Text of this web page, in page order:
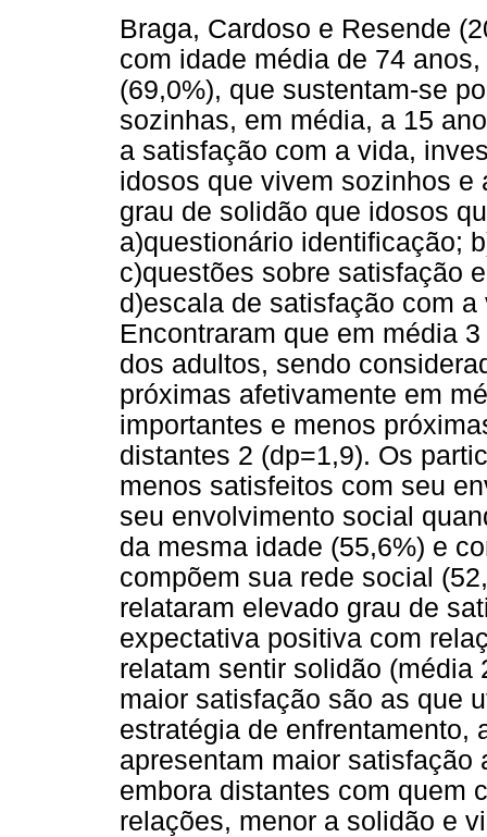
Braga, Cardoso e Resende
com idade média de 74
(69,0%), que sustentam-se
sozinhas, em média, a 15
a satisfação com a vida,
idosos que vivem sozinhos e
grau de solidão que idosos
a)questionário identificação;
c)questões sobre satisfação
d)escala de satisfação com
Encontraram que em média
dos adultos, sendo
próximas afetivamente em
importantes e menos
distantes 2 (dp=1,9). Os
menos satisfeitos com seu
seu envolvimento social
da mesma idade (55,6%) e
compõem sua rede social
relataram elevado grau de
expectativa positiva com
relatam sentir solidão (média
maior satisfação são as que
estratégia de enfrentamento,
apresentam maior
embora distantes com quem
relações, menor a solidão e